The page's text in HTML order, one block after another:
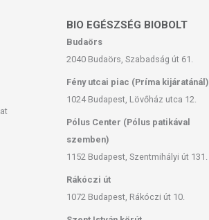
BIO EGÉSZSÉG BIOBOLT
Budaörs
2040 Budaörs, Szabadság út 61.
Fény utcai piac (Príma kijáratánál)
1024 Budapest, Lövőház utca 12.
Pólus Center (Pólus patikával
szemben)
1152 Budapest, Szentmihályi út 131.
Rákóczi út
1072 Budapest, Rákóczi út 10.